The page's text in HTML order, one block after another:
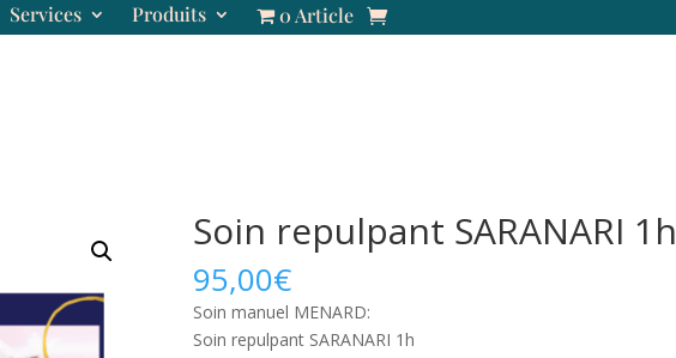
Services Produits 0 Article
Soin repulpant SARANARI 1h
95,00€
Soin manuel MENARD:
Soin repulpant SARANARI 1h